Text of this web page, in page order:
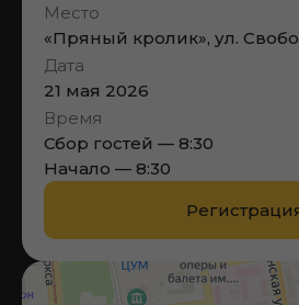
Ресторан в Ижевске
Место
«Пряный кролик», ул.
Дата
21 мая 2026
Время
Сбор гостей — 8:30
Начало — 8:30